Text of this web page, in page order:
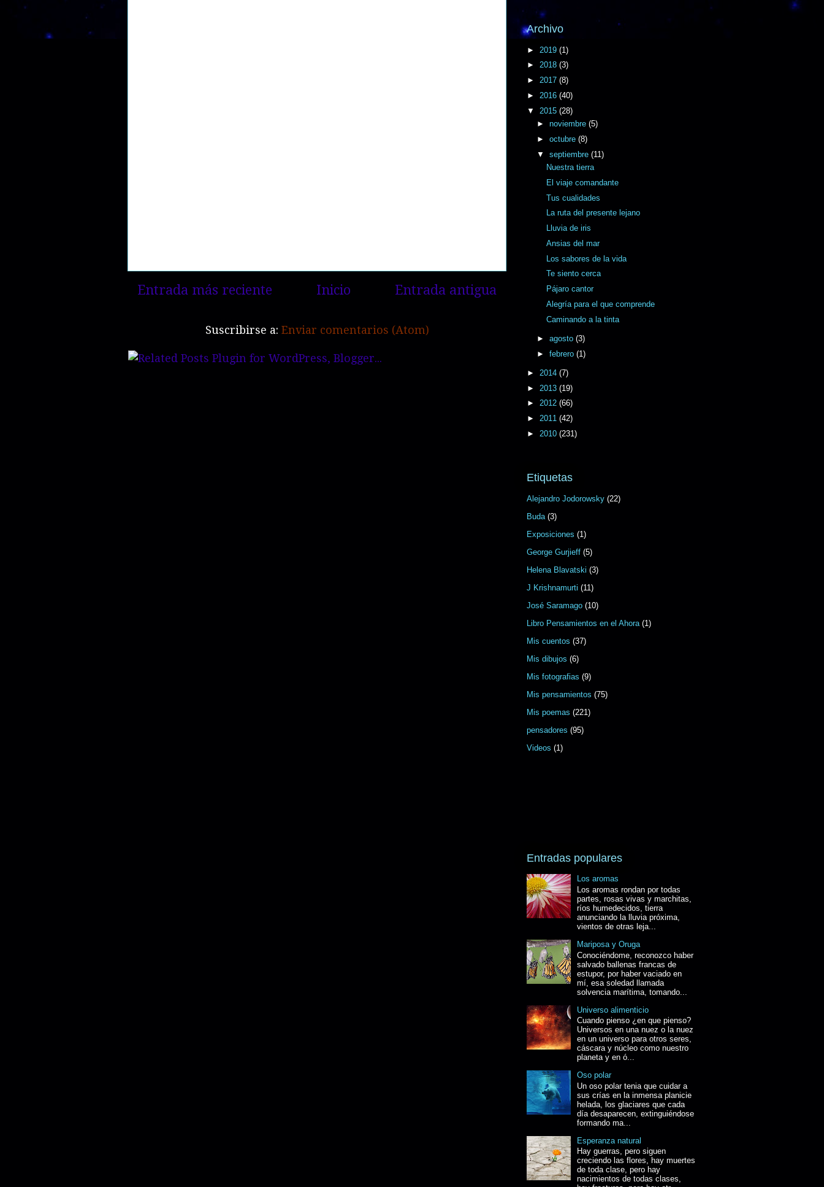
Entrada más reciente Entrada antigua
Inicio
Suscribirse a: Enviar comentarios (Atom)
Archivo
► 2019 (1)
► 2018 (3)
► 2017 (8)
► 2016 (40)
▼ 2015 (28)
► noviembre (5)
► octubre (8)
▼ septiembre (11)
Nuestra tierra
El viaje comandante
Tus cualidades
La ruta del presente lejano
Lluvia de iris
Ansias del mar
Los sabores de la vida
Te siento cerca
Pájaro cantor
Alegría para el que comprende
Caminando a la tinta
► agosto (3)
► febrero (1)
► 2014 (7)
► 2013 (19)
► 2012 (66)
► 2011 (42)
► 2010 (231)
Etiquetas
Alejandro Jodorowsky (22)
Buda (3)
Exposiciones (1)
George Gurjieff (5)
Helena Blavatski (3)
J Krishnamurti (11)
José Saramago (10)
Libro Pensamientos en el Ahora (1)
Mis cuentos (37)
Mis dibujos (6)
Mis fotografias (9)
Mis pensamientos (75)
Mis poemas (221)
pensadores (95)
Videos (1)
Entradas populares
Los aromas
Los aromas rondan por todas
partes, rosas vivas y marchitas,
ríos humedecidos, tierra
anunciando la lluvia próxima,
vientos de otras leja...
Mariposa y Oruga
Conociéndome, reconozco haber
salvado ballenas francas de
estupor, por haber vaciado en
mí, esa soledad llamada
solvencia marítima, tomando...
Universo alimenticio
Cuando pienso ¿en que pienso?
Universos en una nuez o la nuez
en un universo para otros seres,
cáscara y núcleo como nuestro
planeta y en ó...
Oso polar
Un oso polar tenia que cuidar a
sus crías en la inmensa planicie
helada, los glaciares que cada
día desaparecen, extinguiéndose
formando ma...
Esperanza natural
Hay guerras, pero siguen
creciendo las flores, hay muertes
de toda clase, pero hay
nacimientos de todas clases,